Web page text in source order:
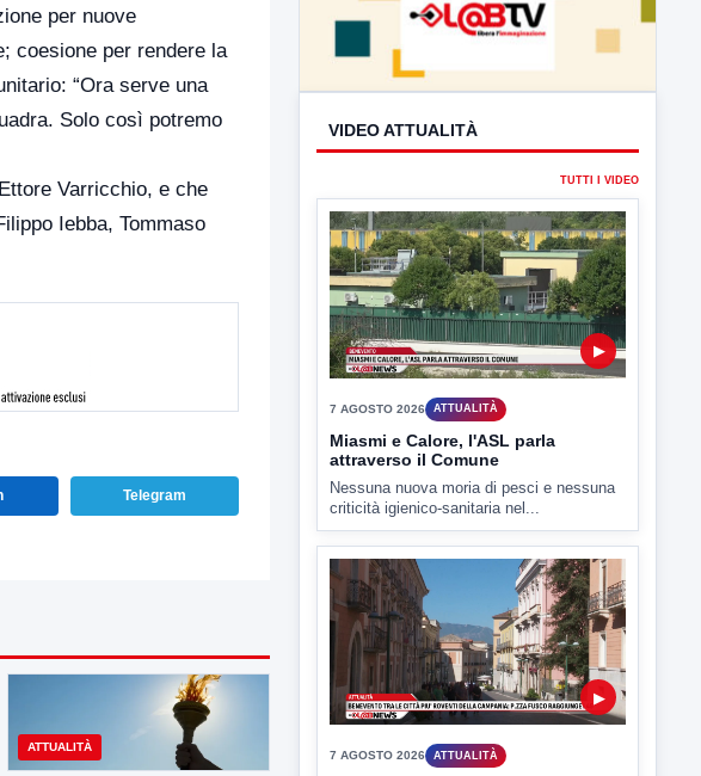
per nuove
coesione per rendere la
“Ora serve una
Solo così potremo
Varricchio, e che
Iebba, Tommaso
Telegram
ATTUALITÀ
VIDEO ATTUALITÀ
TUTTI I VIDEO
▶
7 AGOSTO 2026 ATTUALITÀ
Miasmi e Calore, l'ASL parla
attraverso il Comune
Nessuna nuova moria di pesci e nessuna
criticità igienico-sanitaria nel...
▶
7 AGOSTO 2026 ATTUALITÀ